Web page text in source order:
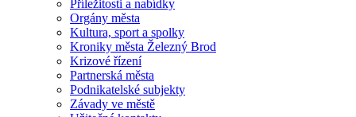
Příležitosti a nabídky
Orgány města
Kultura, sport a spolky
Kroniky města Železný Brod
Krizové řízení
Partnerská města
Podnikatelské subjekty
Závady ve městě